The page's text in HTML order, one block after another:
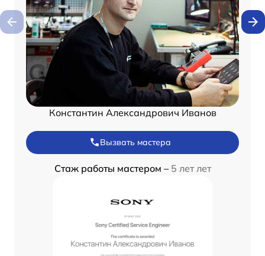
Константин Александрович Иванов
Вызвать мастера
Стаж работы мастером – 5 лет лет